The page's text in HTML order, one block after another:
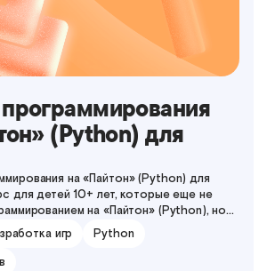
(Python) для
на «Пайтон» (Python) для
для детей 10+ лет, которые еще не
на «Пайтон» (Python), но
свои проекты.
игр
Python